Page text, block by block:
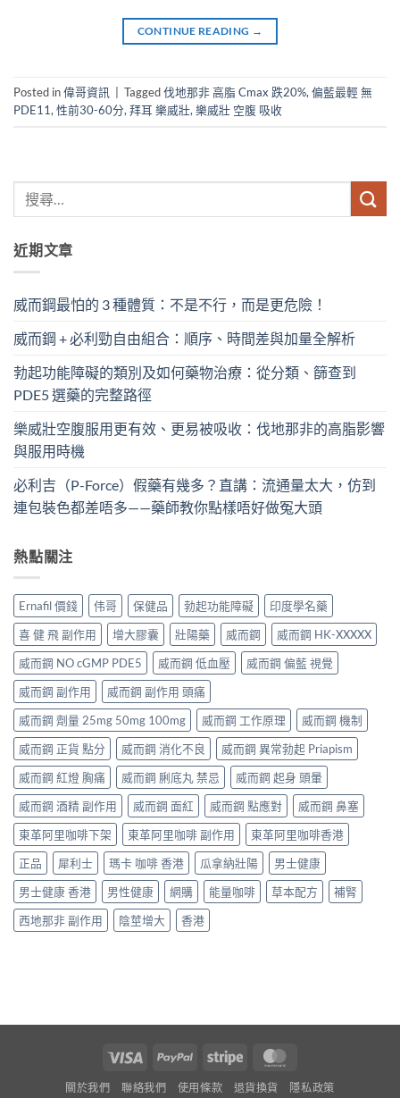
CONTINUE READING →
Posted in偉哥資訊 Tagged伐地那非 高脂 Cmax 跌20%, 偏藍最輕 無
PDE11, 性前30-60分, 拜耳 樂威壯, 樂威壯 空腹 吸收
近期文章
威而鋼最怕的 3 種體質：不是不行，而是更危險！
威而鋼 + 必利勁自由組合：順序、時間差與加量全解析
勃起功能障礙的類別及如何藥物治療：從分類、篩查到
PDE5 選藥的完整路徑
樂威壯空腹服用更有效、更易被吸收：伐地那非的高脂影響
與服用時機
必利吉（P-Force）假藥有幾多？直講：流通量太大，仿到
連包裝色都差唔多——藥師教你點樣唔好做冤大頭
熱點關注
Ernafil 價錢 伟哥 保健品 勃起功能障礙
印度學名藥
喜 健 飛 副作用
增大膠囊 壯陽藥 威而鋼
威而鋼 HK-XXXXX
威而鋼 NO cGMP PDE5
威而鋼 低血壓
威而鋼 偏藍 視覺
威而鋼 副作用
威而鋼 副作用 頭痛
威而鋼 劑量 25mg 50mg 100mg
威而鋼 工作原理
威而鋼 機制
威而鋼 正貨 點分
威而鋼 消化不良
威而鋼 異常勃起 Priapism
威而鋼 紅燈 胸痛
威而鋼 脷底丸 禁忌
威而鋼 起身 頭暈
威而鋼 酒精 副作用
威而鋼 面紅 威而鋼 點應對
威而鋼 鼻塞
東革阿里咖啡下架
東革阿里咖啡 副作用
東革阿里咖啡香港
正品
犀利士 瑪卡 咖啡 香港 瓜拿納壯陽
男士健康
男士健康 香港
男性健康 網購 能量咖啡 草本配方
補腎
西地那非 副作用
陰莖增大 香港
Visa PayPal Stripe
關於我們 聯絡我們 使用條款 退貨換貨 隱私政策